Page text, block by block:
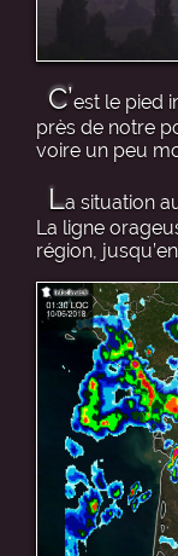
C’est le pied
près de notre
voire un peu
La situation
La ligne
région,